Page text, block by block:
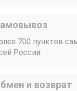
700 пунктов
России
и возврат